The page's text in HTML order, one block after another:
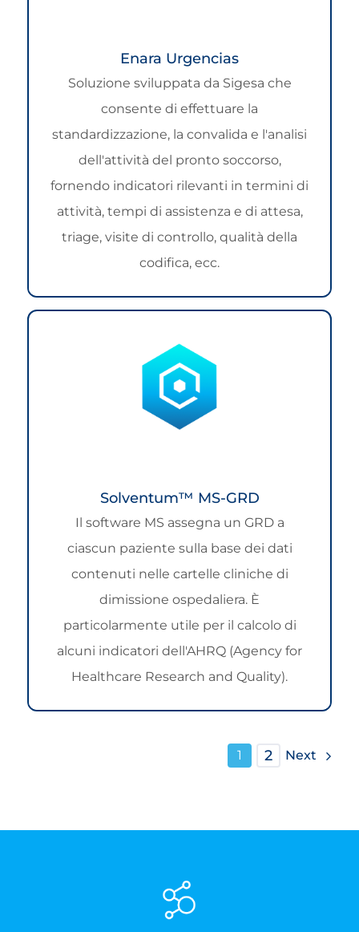
Enara Urgencias
Soluzione sviluppata da Sigesa che
consente di effettuare la
standardizzazione, la convalida e l'analisi
dell'attività del pronto soccorso,
fornendo indicatori rilevanti in termini di
attività, tempi di assistenza e di attesa,
triage, visite di controllo, qualità della
codifica, ecc.
Solventum™ MS-GRD
Il software MS assegna un GRD a
ciascun paziente sulla base dei dati
contenuti nelle cartelle cliniche di
dimissione ospedaliera. È
particolarmente utile per il calcolo di
alcuni indicatori dell'AHRQ (Agency for
Healthcare Research and Quality).
1 2 Next